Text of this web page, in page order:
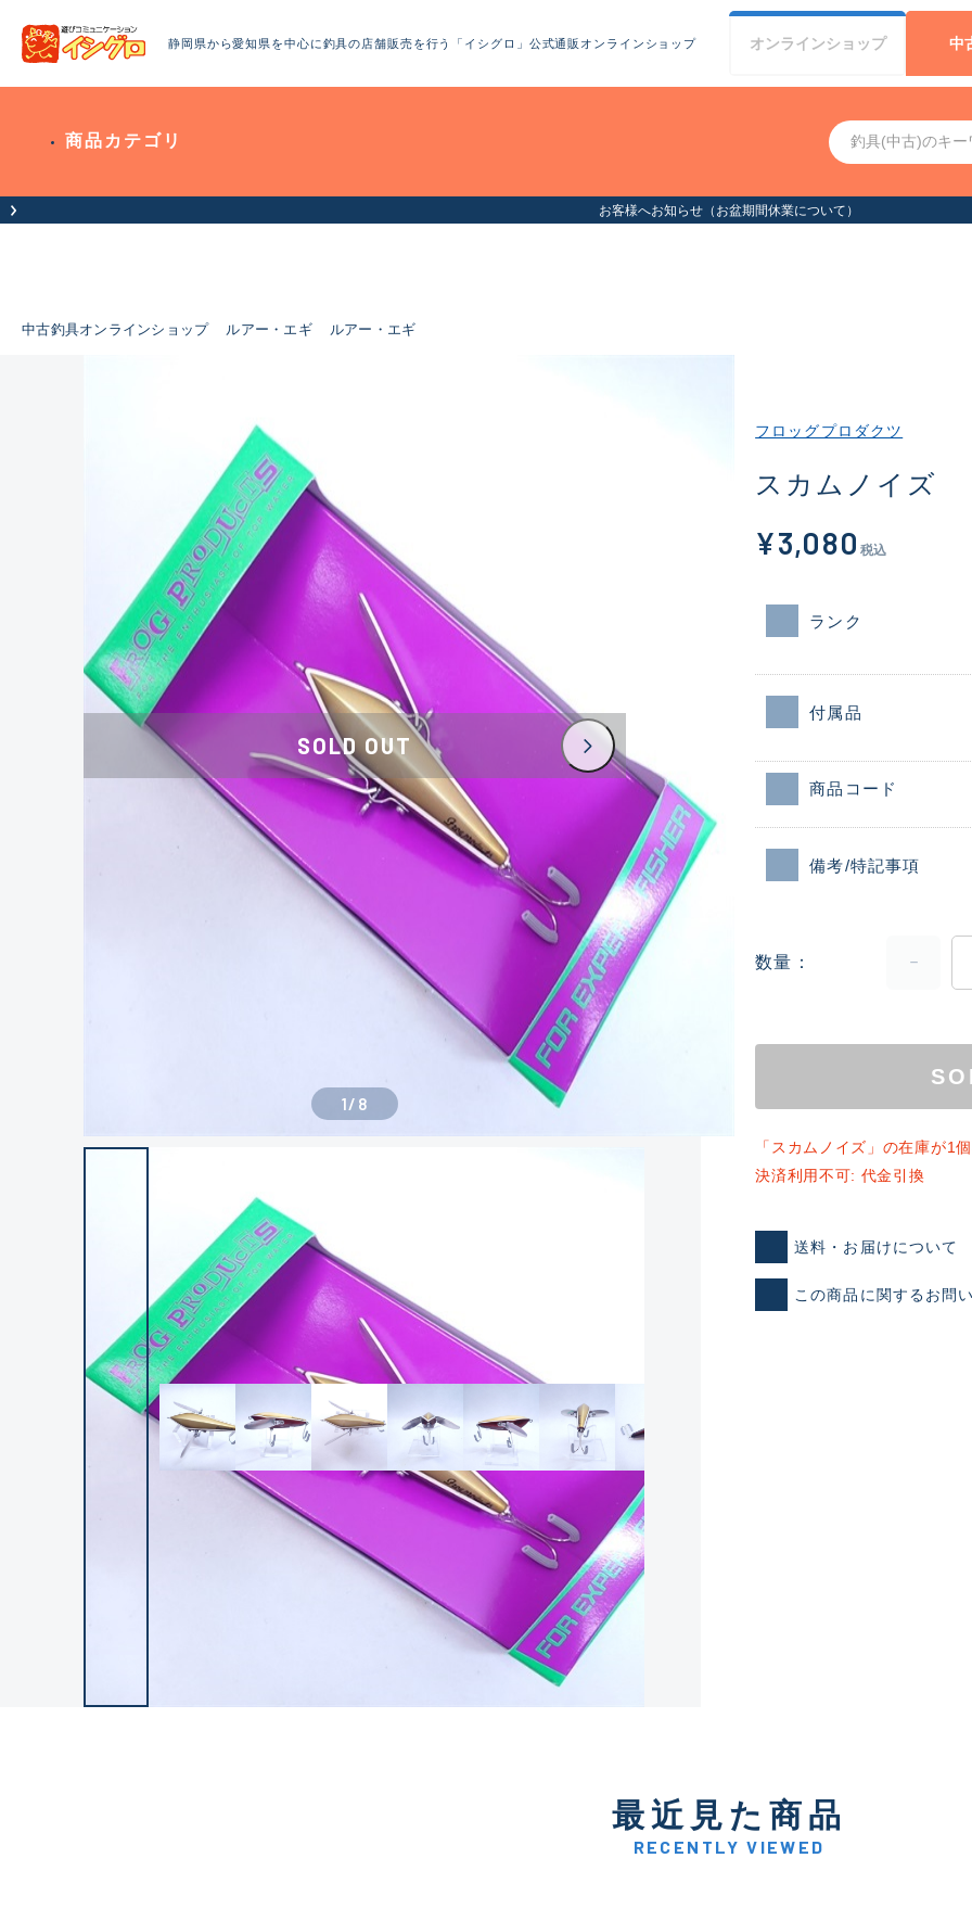
静岡県から愛知県を中心に釣具の店舗販売を行う「イシグロ」公式通販オンラインショップ オンラインショップ 中
商品カテゴリ
お客様へお知らせ（お盆期間休業について）
中古釣具オンラインショップ ルアー・エギ ルアー・エギ
良
新古品（メーカー問屋から
C-
い品
SOLD OUT
1/ 8
フロッグプロダクツ
スカムノイズ
¥3,080 税込
ランク
付属品
商品コード
備考/特記事項
数量
「スカムノイズ」の在庫が1
決済利用不可: 代金引換
送料・お届けについて
この商品に関するお問
最近見た商品
RECENTLY VIEWED